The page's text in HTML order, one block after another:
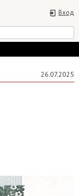
Вход
26.07.2025